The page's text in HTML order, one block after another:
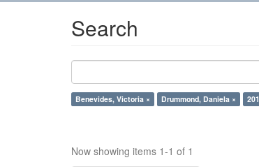
Search
Benevides, Victoria × Drummond, Daniela ×
Now showing items 1-1 of 1